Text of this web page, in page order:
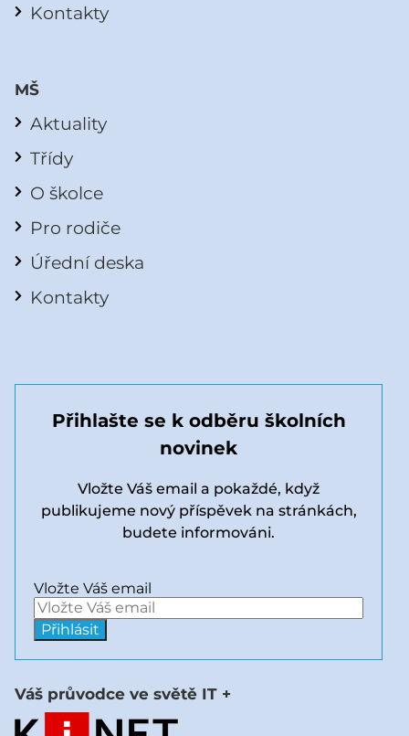
Kontakty
MŠ
Aktuality
Třídy
O školce
Pro rodiče
Úřední deska
Kontakty
Přihlašte se k odběru školních
novinek
Vložte Váš email a pokaždé, když
publikujeme nový příspěvek na stránkách,
budete informováni.
Vložte Váš email
Váš průvodce ve světě IT +